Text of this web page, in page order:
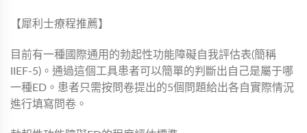
【犀利士療程推薦】
目前有一種國際通用的勃起性功能障礙自我評估表(簡稱
IIEF-5)。通過這個工具患者可以簡單的判斷出自己是屬于哪
一種ED。患者只需按問卷提出的5個問題給出各自實際情況
進行填寫問卷。